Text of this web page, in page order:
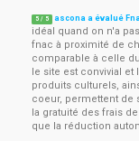
5 / 5 ascona a évalué
idéal quand on n'a
fnac à proximité de
comparable à celle
le site est convivial et
produits culturels,
coeur, permettent de
la gratuité des frais
que la réduction